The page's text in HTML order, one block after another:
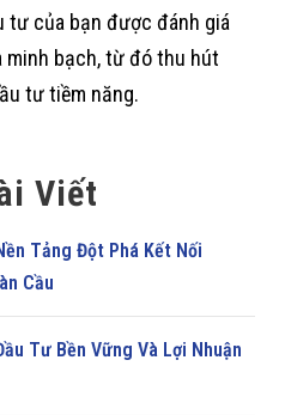
tư của bạn được đánh giá
minh bạch, từ đó thu hút
tư tiềm năng.
Viết
Tảng Đột Phá Kết Nối
Cầu
Tư Bền Vững Và Lợi Nhuận